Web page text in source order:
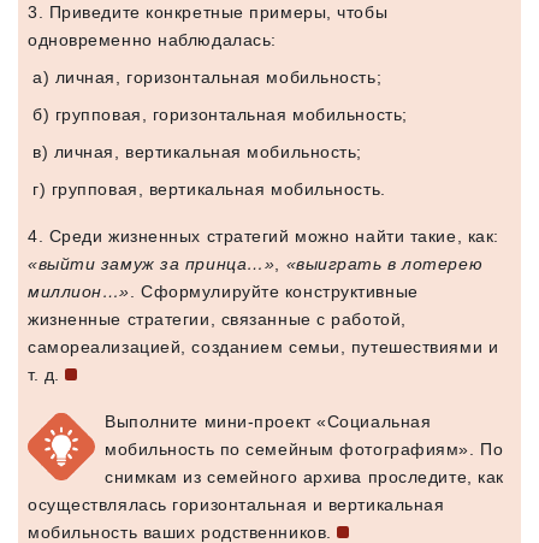
3. Приведите конкретные примеры, чтобы
одновременно наблюдалась:
а) личная, горизонтальная мобильность;
б) групповая, горизонтальная мобильность;
в) личная, вертикальная мобильность;
г) групповая, вертикальная мобильность.
4. Среди жизненных стратегий можно найти такие, как:
«выйти замуж за принца…»
«выиграть в лотерею
миллион…» . Сформулируйте конструктивные
жизненные стратегии, связанные с работой,
самореализацией, созданием семьи, путешествиями и
т. д.
Выполните мини-проект «Социальная
мобильность по семейным фотографиям». По
снимкам из семейного архива проследите, как
осуществлялась горизонтальная и вертикальная
мобильность ваших родственников.